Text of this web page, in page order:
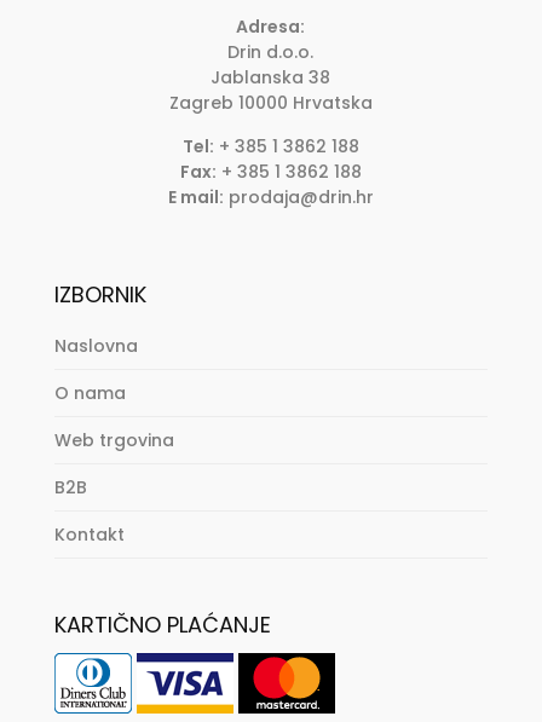
Adresa:
Drin d.o.o.
Jablanska 38
Zagreb 10000 Hrvatska
Tel: + 385 1 3862 188
Fax: + 385 1 3862 188
E mail: prodaja@drin.hr
IZBORNIK
Naslovna
O nama
Web trgovina
B2B
Kontakt
KARTIČNO PLAĆANJE